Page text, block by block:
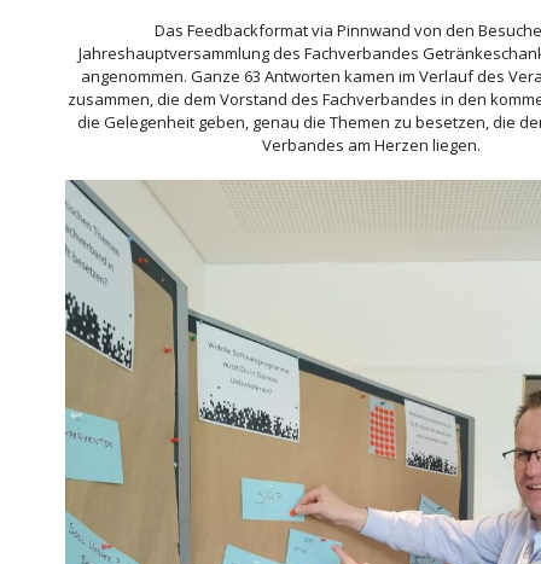
Das Feedbackformat via Pinnwand von den
Jahreshauptversammlung des Fachverbandes
angenommen. Ganze 63 Antworten kamen im Verlauf des
zusammen, die dem Vorstand des Fachverbandes in den
die Gelegenheit geben, genau die Themen zu besetzen, die
Verbandes am Herzen liegen.